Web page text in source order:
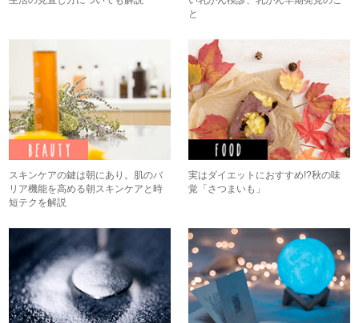
と
スキンケアの鍵は朝にあり。肌のバ
リア機能を高める朝スキンケアと時
短テクを解説
実はダイエットにおすすめ!?秋の味
覚「さつまいも」